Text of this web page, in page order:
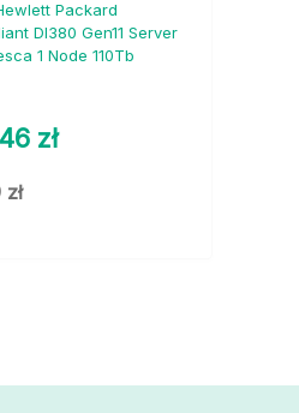
Packard
Dl380 Gen11 Server
1 Node 110Tb
zł
zł